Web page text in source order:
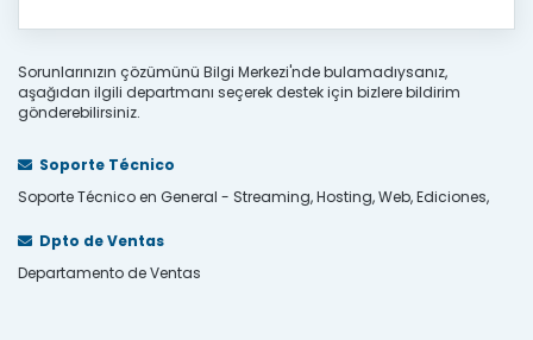
Duyurular
Bilgi Bankası
İletişim
Sorunlarınızın çözümünü Bilgi Merkezi'nde bulamadıysanız,
aşağıdan ilgili departmanı seçerek destek için bizlere bildirim
gönderebilirsiniz.
Soporte Técnico
Soporte Técnico en General - Streaming, Hosting, Web, Ediciones,
Dpto de Ventas
Departamento de Ventas